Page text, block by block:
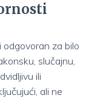
odgovoran za bilo
slučajnu,
ili
ali ne